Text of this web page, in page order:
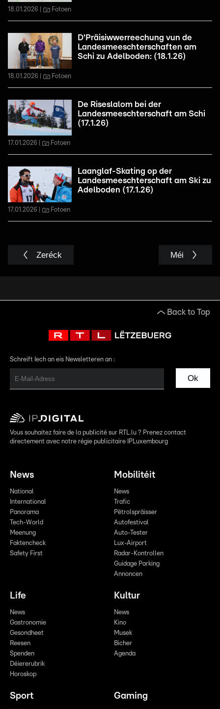
18.01.2026 Fotoen
D'Präisiwwerreechung vun de
Landesmeeschterschaften am
Schi zu Adelboden: (18.1.26)
18.01.2026 Fotoen
De Riseslalom bei der
Landesmeeschterschaft am Schi
(17.1.26)
17.01.2026 Fotoen
Laanglaf-Skating op der
Landesmeeschterschaft am Ski zu
Adelboden (17.1.26)
17.01.2026 Fotoen
Zeréck Méi
Back to Top
Schreift Iech an eis Newsletteren an :
Ok
Vous souhaitez faire de la publicité sur RTL.lu ? Prenez contact
directement avec notre régie publicitaire IPLuxembourg
News
National
International
Panorama
Tech-World
Meenung
Faktencheck
Safety First
Mobilitéit
News
Trafic
Pëtrolspräisser
Autofestival
Auto-Tester
Lux-Airport
Radar-Kontrollen
Guidage Parking
Annoncen
Life
News
Gastronomie
Gesondheet
Reesen
Spenden
Déiererubrik
Horoskop
Kultur
News
Kino
Musek
Bicher
Agenda
Sport Gaming